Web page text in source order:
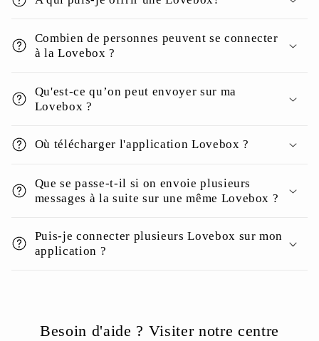
Combien de personnes peuvent se connecter
à la Lovebox ?
Qu'est-ce qu’on peut envoyer sur ma
Lovebox ?
Où télécharger l'application Lovebox ?
Que se passe-t-il si on envoie plusieurs
messages à la suite sur une même Lovebox ?
Puis-je connecter plusieurs Lovebox sur mon
application ?
Besoin d'aide ? Visiter notre centre